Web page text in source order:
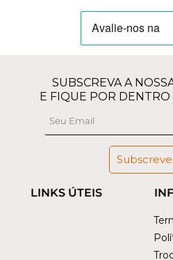
LINKS ÚTEIS
SUBSCREVA A
E FIQUE POR DENTRO